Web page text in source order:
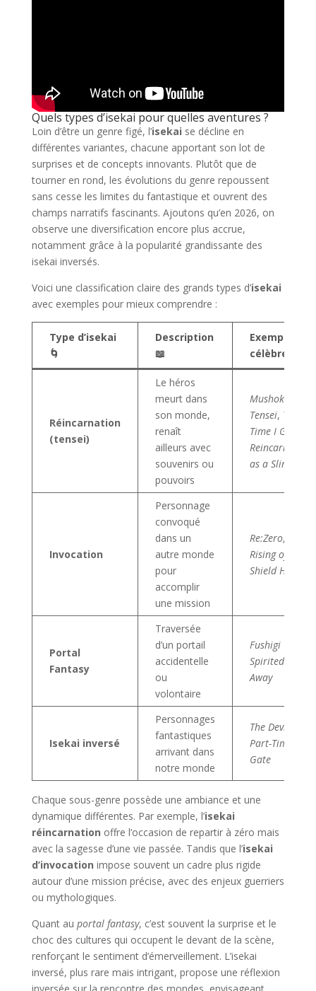
Quels types d’isekai pour quelles aventures ?
Loin d’être un genre figé, l’isekai se décline en
différentes variantes, chacune apportant son lot de
surprises et de concepts innovants. Plutôt que de
tourner en rond, les évolutions du genre repoussent
sans cesse les limites du fantastique et ouvrent des
champs narratifs fascinants. Ajoutons qu’en 2026, on
observe une diversification encore plus accrue,
notamment grâce à la popularité grandissante des
isekai inversés.
Voici une classification claire des grands types d’isekai
avec exemples pour mieux comprendre :
Type d’isekai
🌀
Description
📖
Exemples
célèbres 🎬
Réincarnation
(tensei)
Le héros
meurt dans
son monde,
renaît
ailleurs avec
souvenirs ou
pouvoirs
Mushoku
Tensei, That
Time I Got
Reincarnated
as a Slime
Invocation
Personnage
convoqué
dans un
autre monde
pour
accomplir
une mission
Re:Zero,
Rising of the
Shield Hero
Portal
Fantasy
Traversée
d’un portail
accidentelle
ou
volontaire
Fushigi Yûgi
Spirited
Away
Isekai inversé
Personnages
fantastiques
arrivant dans
notre monde
The Devil Is a
Part-Timer!
Gate
Chaque sous-genre possède une ambiance et une
dynamique différentes. Par exemple, l’isekai
réincarnation offre l’occasion de repartir à zéro mais
avec la sagesse d’une vie passée. Tandis que l’isekai
d’invocation impose souvent un cadre plus rigide
autour d’une mission précise, avec des enjeux guerriers
ou mythologiques.
Quant au portal fantasy, c’est souvent la surprise et le
choc des cultures qui occupent le devant de la scène,
renforçant le sentiment d’émerveillement. L’isekai
inversé, plus rare mais intrigant, propose une réflexion